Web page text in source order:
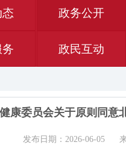
政务公开
政民互动
康委员会关于原则同意
发布日期：2026-06-05